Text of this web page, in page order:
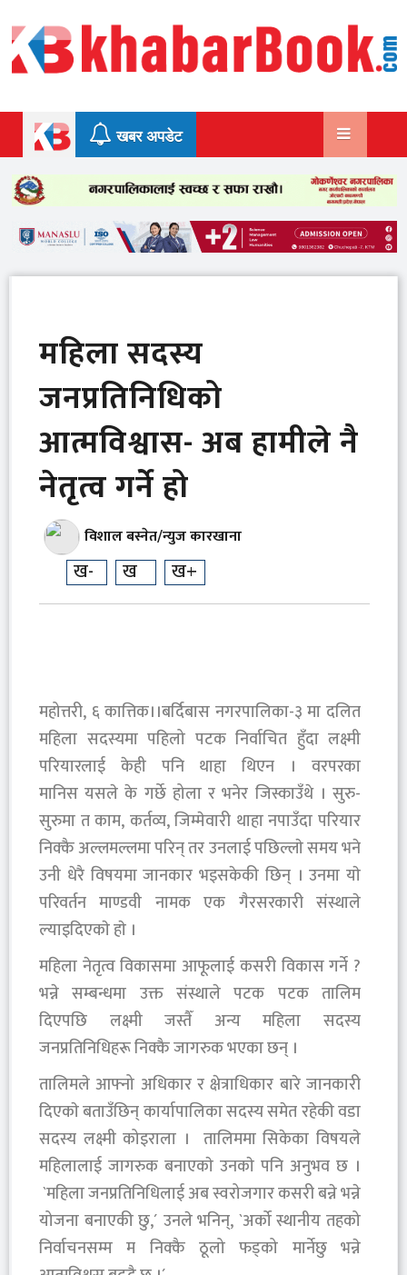
to
content
खबर अपडेट
महिला सदस्य
जनप्रतिनिधिको
आत्मविश्वास- अब हामीले नै
नेतृत्व गर्ने हो
विशाल बस्नेत/न्युज कारखाना
ख- ख ख+
महोत्तरी, ६ कात्तिक।।बर्दिबास नगरपालिका-३ मा दलित
महिला सदस्यमा पहिलो पटक निर्वाचित हुँदा लक्ष्मी
परियारलाई केही पनि थाहा थिएन । वरपरका
मानिस यसले के गर्छे होला र भनेर जिस्काउँथे । सुरु-
सुरुमा त काम, कर्तव्य, जिम्मेवारी थाहा नपाउँदा परियार
निक्कै अल्लमल्लमा परिन् तर उनलाई पछिल्लाे समय भने
उनी धेरै विषयमा जानकार भइसकेकी छिन् । उनमा याे
परिवर्तन माण्डवी नामक एक गैरसरकारी संस्थाले
ल्याइदिएकाे हाे ।
महिला नेतृत्व विकासमा आफूलाई कसरी विकास गर्ने ?
भन्ने सम्बन्धमा उक्त संस्थाले पटक पटक तालिम
दिएपछि लक्ष्मी जस्तैँ अन्य महिला सदस्य
जनप्रतिनिधिहरू निक्कै जागरुक भएका छन् ।
तालिमले आफ्नो अधिकार र क्षेत्राधिकार बारे जानकारी
दिएकाे बताउँछिन् कार्यापालिका सदस्य समेत रहेकी वडा
सदस्य लक्ष्मी कोइराला । तालिममा सिकेका विषयले
महिलालाई जागरुक बनाएकाे उनकाे पनि अनुभव छ ।
`महिला जनप्रतिनिधिलाई अब स्वरोजगार कसरी बन्ने भन्ने
योजना बनाएकी छु,´ उनले भनिन्, `अर्को स्थानीय तहको
निर्वाचनसम्म म निक्कै ठूलो फड्को मार्नेछु भन्ने